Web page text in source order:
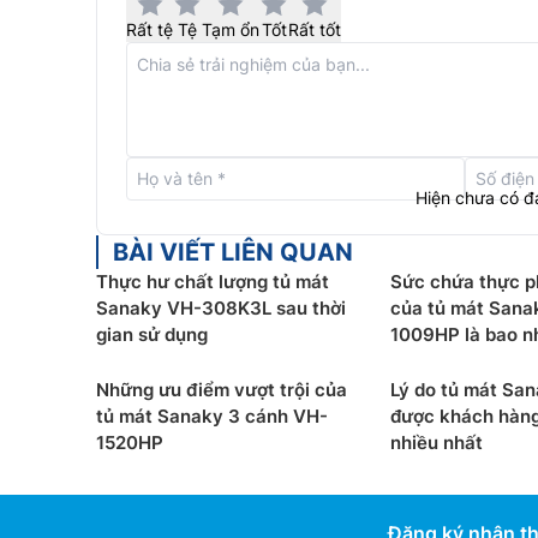
Hạn chế sự trao đổi nhiệt với bên ngoài:kính
nhiệt và tia UV năng lượng cao của ánh
Tăng khả năng cách nhiệt:
hạn chế bức xạ
ngoài xuống mức thấp nhất. Không gian
tủ đang hoạt động nhờ năng cao khả năng
Tiết kiệm tối đa điện năng:
nhờ khả năng
tủ mát sẽ phải hoạt động ít hơn từ đó tiết
gây chói mắt khi nhìn từ ngoài vào tủ mà
mặt kính. Nâng cao tính thẩm mỹ cánh tủ.
Rất tệ Tệ Tạm ổnTốtRất tốt
Hiện chưa có
BÀI VIẾT LIÊN QUAN
Thực hư chất lượng tủ mát
Sanaky VH-308K3L sau thời
gian sử dụng
Sức chứa thực
của tủ mát
1009HP là bao
Những ưu điểm vượt trội của
tủ mát Sanaky 3 cánh VH-
1520HP
Lý do tủ mát
được khách
nhiều nhất
Đăng ký nhận